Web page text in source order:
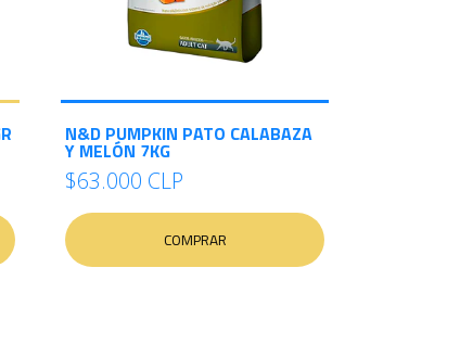
N&D PUMPKIN PATO CALABAZA
Y MELÓN 7KG
$63.000 CLP
COMPRAR